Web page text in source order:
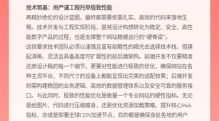
预约我们的数字化专家
1v1为您提供服务
我们将为您提供量身定制的个性化服务，包括竞品观察，行业数据分析
实施方案及对应预算等
您需要： 网站建设 数字产品研发
SEO搜索优化
品牌设计
技术筑基：用严谨工程托举极致性能
再精妙绝伦的设计蓝图，最终都需要依靠扎实、高效的代码来落地生
根。技术开发与工程实现阶段，是将设计构想转化为稳定、安全、高性
能数字产品的过程，也是支撑整个网站稳健运行的“硬脊梁”。
这就要求技术团队必须以谨慎且富有前瞻性的眼光去选择技术栈，搭建
起清晰、灵活且具备高度可扩展性的前后端架构。前端开发不仅要精准
还原设计稿的每一个细节，更要对性能进行极致的优化，确保网站在各
种主流平台、不同尺寸的设备上都能呈现出完美的适配效果；后端开发
则需构建稳固的业务逻辑、高效的数据管理体系以及安全可靠的服务接
口。与此同时，极致的性能优化是衡量一个专业网站的硬性指标。无论
是给图片、代码进行压缩瘦身，还是优化资源加载策略、提升核心Web
指标，亦或是部署全球CDN加速节点，目的都是确保身处各地的用户